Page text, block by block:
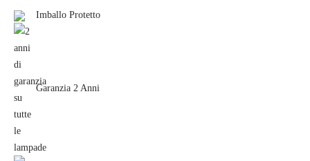
Imballo Protetto
Garanzia 2 Anni